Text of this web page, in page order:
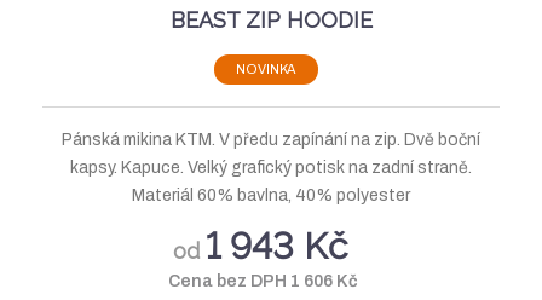
BEAST ZIP HOODIE
NOVINKA
Pánská mikina KTM. V předu zapínání na zip. Dvě boční
kapsy. Kapuce. Velký grafický potisk na zadní straně.
Materiál 60% bavlna, 40% polyester
od 1 943 Kč
Cena bez DPH 1 606 Kč